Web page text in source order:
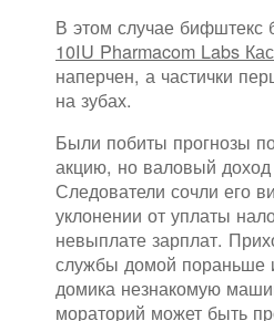
В этом случае бифштекс
10IU Pharmacom Labs
наперчен, а частички
на зубах.
Были побиты прогнозы
акцию, но валовый
Следователи сочли его
уклонении от уплаты
невыплате зарплат.
службы домой пораньше
домика незнакомую
мораторий может быть